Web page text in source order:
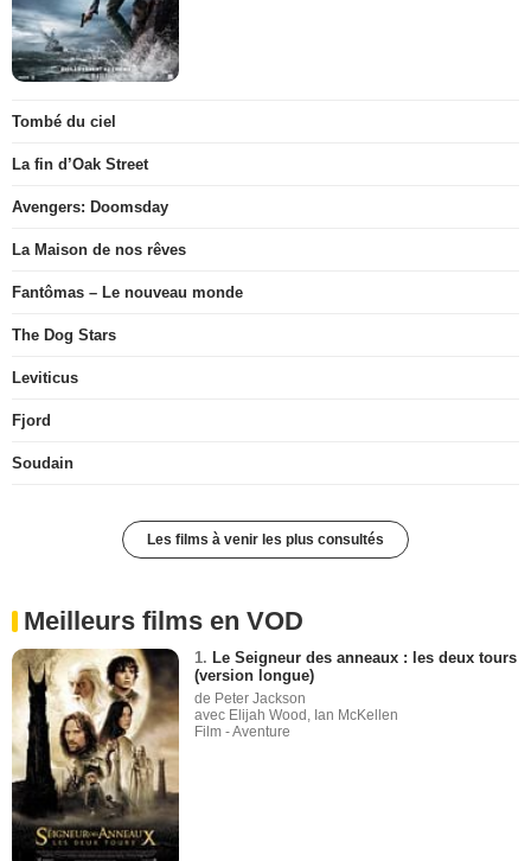
Tombé du ciel
La fin d’Oak Street
Avengers: Doomsday
La Maison de nos rêves
Fantômas – Le nouveau monde
The Dog Stars
Leviticus
Fjord
Soudain
Les films à venir les plus consultés
Meilleurs films en VOD
1. Le Seigneur des anneaux : les deux tours
(version longue)
de Peter Jackson
avec Elijah Wood, Ian McKellen
Film - Aventure